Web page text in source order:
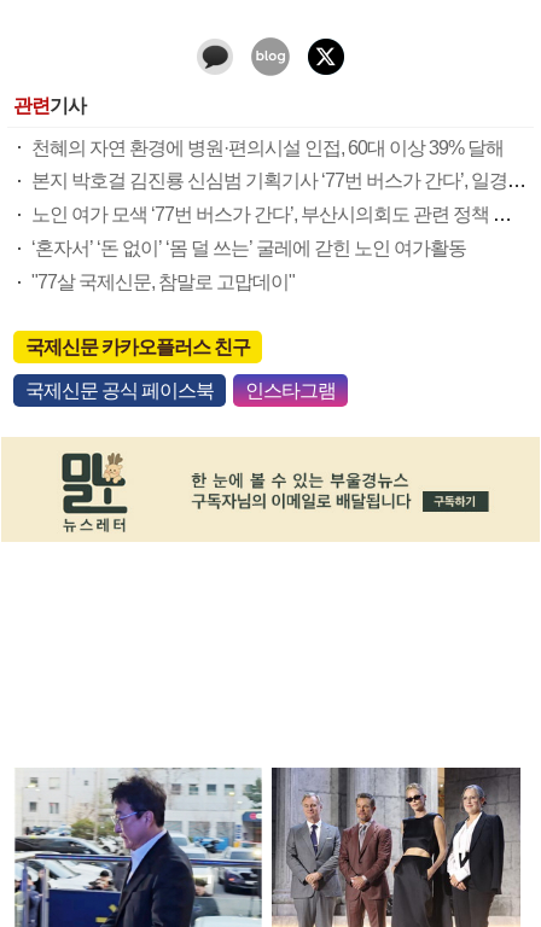
관련기사
천혜의 자연 환경에 병원·편의시설 인접, 60대 이상 39% 달해
본지 박호걸 김진룡 신심범 기획기사 ‘77번 버스가 간다’, 일경언론상 장려상 수상
노인 여가 모색 ‘77번 버스가 간다’, 부산시의회도 관련 정책 머리 맞대
‘혼자서’ ‘돈 없이’ ‘몸 덜 쓰는’ 굴레에 갇힌 노인 여가활동
"77살 국제신문, 참말로 고맙데이"
국제신문 카카오플러스 친구
국제신문 공식 페이스북 인스타그램